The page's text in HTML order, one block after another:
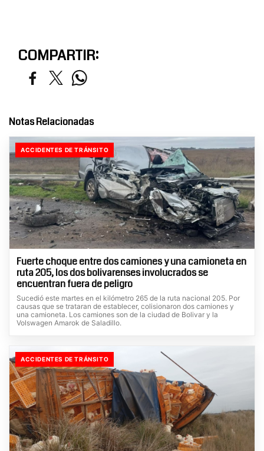
COMPARTIR:
Notas Relacionadas
ACCIDENTES DE TRÁNSITO
Fuerte choque entre dos camiones y una camioneta en
ruta 205, los dos bolivarenses involucrados se
encuentran fuera de peligro
Sucedió este martes en el kilómetro 265 de la ruta nacional 205. Por
causas que se trataran de establecer, colisionaron dos camiones y
una camioneta. Los camiones son de la ciudad de Bolivar y la
Volswagen Amarok de Saladillo.
ACCIDENTES DE TRÁNSITO